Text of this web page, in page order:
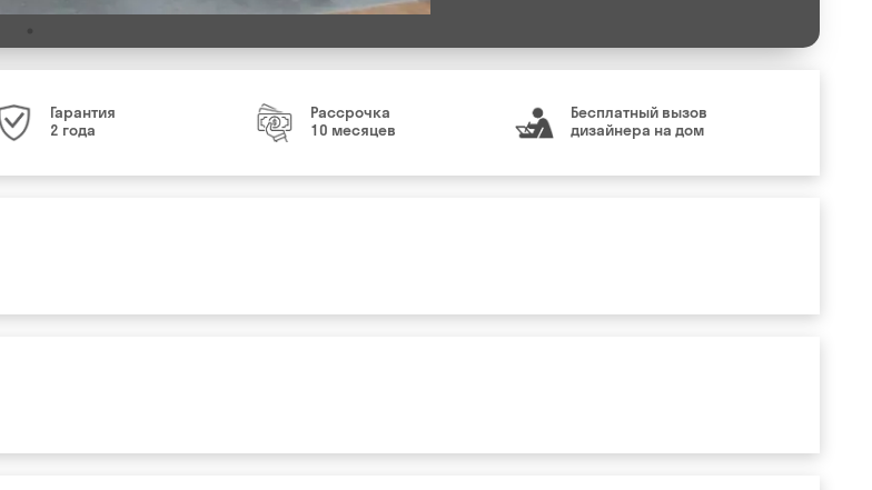
Гарантия
2 года
Рассрочка
10 месяцев
Бесплатный вызов
дизайнера на дом